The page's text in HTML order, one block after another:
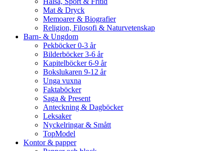
Mat & Dryck
Memoarer & Biografier
Religion, Filosofi & Naturvetenskap
Barn- & Ungdom
Pekböcker 0-3 år
Bilderböcker 3-6 år
Kapitelböcker 6-9 år
Bokslukaren 9-12 år
Unga vuxna
Faktaböcker
Saga & Present
Anteckning & Dagböcker
Leksaker
Nyckelringar & Smått
TopModel
Kontor & papper